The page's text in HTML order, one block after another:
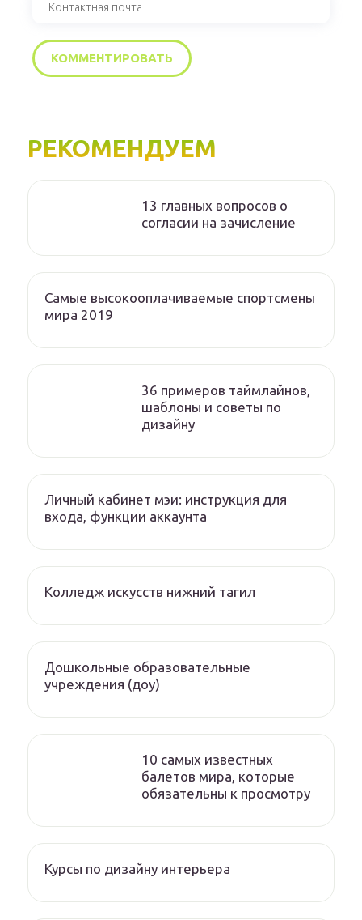
РЕКОМЕНДУЕМ
13 главных вопросов о
согласии на зачисление
Самые высокооплачиваемые спортсмены
мира 2019
36 примеров таймлайнов,
шаблоны и советы по
дизайну
Личный кабинет мэи: инструкция для
входа, функции аккаунта
Колледж искусств нижний тагил
Дошкольные образовательные
учреждения (доу)
10 самых известных
балетов мира, которые
обязательны к просмотру
Курсы по дизайну интерьера